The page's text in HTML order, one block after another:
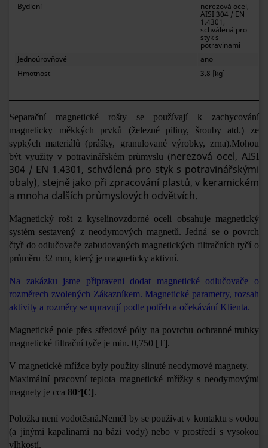
Bydlení
nerezová ocel,
AISI 304 / EN
1.4301,
schválená pro
styk s
potravinami
Jednoúrovňové
ano
Hmotnost
3.8 [kg]
Separační magnetické rošty se používají k zachycování
magneticky měkkých prvků (železné piliny, šrouby atd.) ze
sypkých materiálů (prášky, granulované výrobky, zrna).Mohou
být využity v potravinářském průmyslu (nerezová ocel, AISI
304 / EN 1.4301, schválená pro styk s potravinářskými
obaly), stejně jako při zpracování plastů, v keramickém
a mnoha dalších průmyslových odvětvích.
Magnetický rošt z kyselinovzdorné oceli obsahuje magnetický
systém sestavený z neodymových magnetů. Jedná se o povrch
čtyř do odlučovače zabudovaných magnetických filtračních tyčí o
průměru 32 mm, který je magneticky aktivní.
Na zakázku jsme připraveni dodat magnetické odlučovače o
rozměrech zvolených Zákazníkem. Magnetické parametry, rozsah
aktivity a rozměry se upravují podle potřeb a očekávání Klienta.
Magnetické pole přes středové póly na povrchu ochranné trubky
magnetické filtrační tyče je min. 0,750 [T].
V magnetické mřížce byly použity slinuté neodymové magnety.
Maximální pracovní teplota magnetické mřížky s neodymovými
magnety je cca 80°[C].
Položka není vodotěsná.Neměl by se používat v kontaktu s vodou
(a jinými kapalinami na bázi vody) nebo v prostředí s vysokou
vlhkostí.